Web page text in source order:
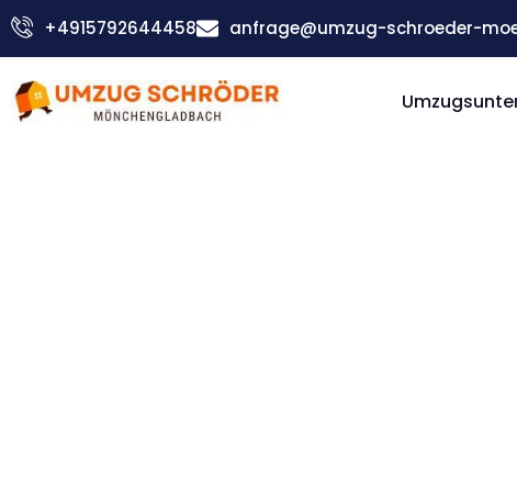
Zum
Inhalt
+4915792644458 anfrage@umzug-schroeder-